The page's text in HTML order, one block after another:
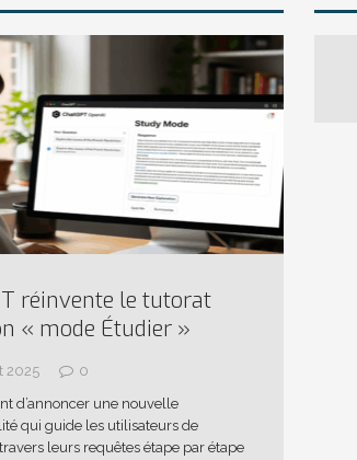
réinvente le tutorat
« mode Étudier »
2025
0
d’annoncer une nouvelle
qui guide les utilisateurs de
leurs requêtes étape par étape